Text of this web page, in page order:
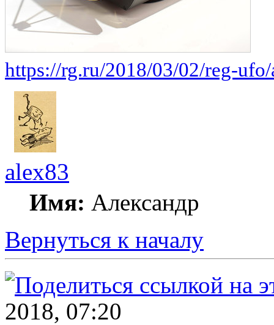
https://rg.ru/2018/03/02/reg-
alex83
Имя: Александр
Вернуться к началу
2018, 07:20